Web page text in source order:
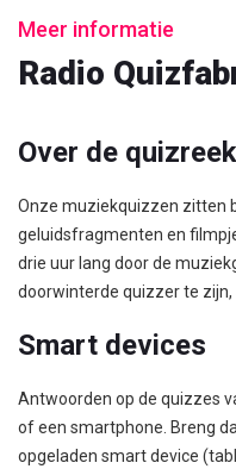
Meer informatie
Radio
Over de
Onze muziekquizzen zitten
geluidsfragmenten en
drie uur lang door de
doorwinterde quizzer te
Smart devices
Antwoorden op de quizzes
of een smartphone. Breng
opgeladen smart device